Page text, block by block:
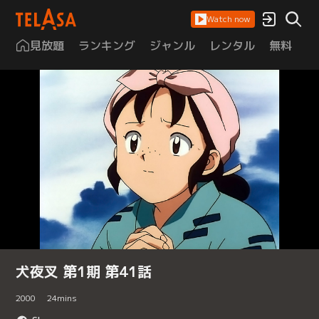
Watch now
見放題 ランキング ジャンル レンタル 無料
犬夜叉 第1期 第41話
2000 24mins